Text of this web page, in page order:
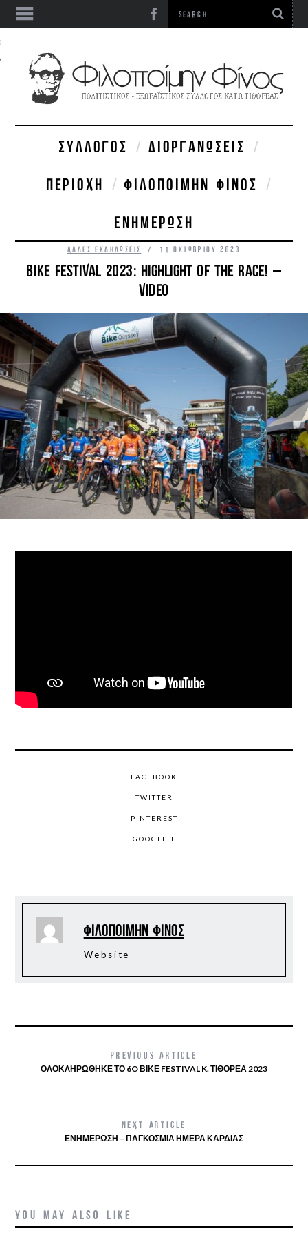
ΣΎΛΛΟΓΟΣ ΔΙΟΡΓΑΝΏΣΕΙΣ
ΠΕΡΙΟΧΉ ΦΙΛΟΠΟΊΜΗΝ ΦΊΝΟΣ
ΕΝΗΜΈΡΩΣΗ
ΆΛΛΕΣ ΕΚΔΗΛΏΣΕΙΣ 11 ΟΚΤΩΒΡΊΟΥ 2023
BIKE FESTIVAL 2023: HIGHLIGHT OF THE RACE! –
VIDEO
FACEBOOK
TWITTER
PINTEREST
GOOGLE +
Φιλοποίμην Φίνος
Website
PREVIOUS ARTICLE
ΟΛΟΚΛΗΡΩΘΗΚΕ ΤΟ 6O ΒΙΚΕ FESTIVAL K. ΤΙΘΟΡΕΑ 2023
NEXT ARTICLE
ΕΝΗΜΈΡΩΣΗ – ΠΑΓΚΟΣΜΙΑ ΗΜΈΡΑ ΚΑΡΔΙΆΣ
YOU MAY ALSO LIKE